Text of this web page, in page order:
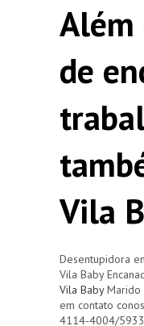
Além
de
Vila
Desentupidora
Vila Baby
Vila BabyMarido
em contato
4114-4004/